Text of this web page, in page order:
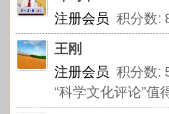
注册会员 积分数:
王刚
注册会员 积分数:
“科学文化评论”值